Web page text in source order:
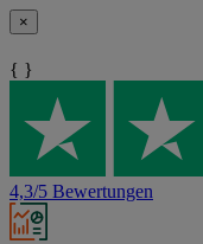
×
{ }
4,3/5 Bewertungen